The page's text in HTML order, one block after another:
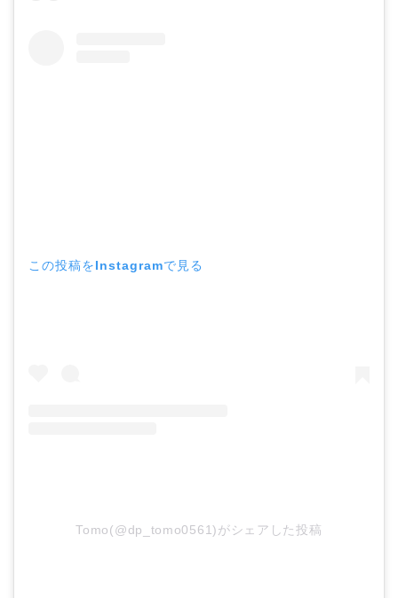
この投稿をInstagramで見る
Tomo(@dp_tomo0561)がシェアした投稿